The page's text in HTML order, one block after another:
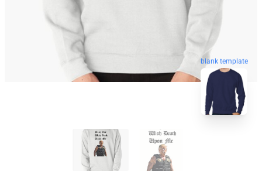
blank template